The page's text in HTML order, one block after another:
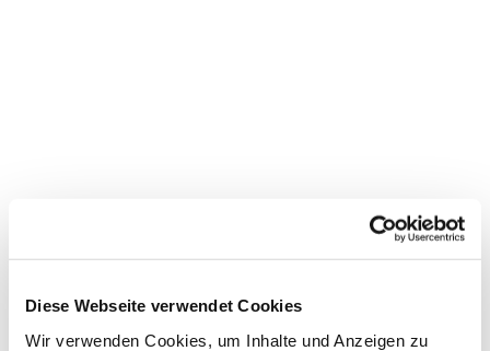
Diese Webseite verwendet Cookies
Wir verwenden Cookies, um Inhalte und Anzeigen zu